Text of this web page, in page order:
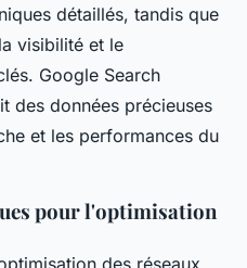
détaillés, tandis que
visibilité et le
Google Search
des données précieuses
et les performances du
pour l'optimisation
des réseaux